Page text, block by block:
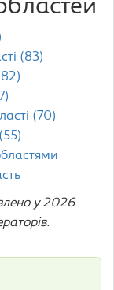
(83)
(70)
у 2026